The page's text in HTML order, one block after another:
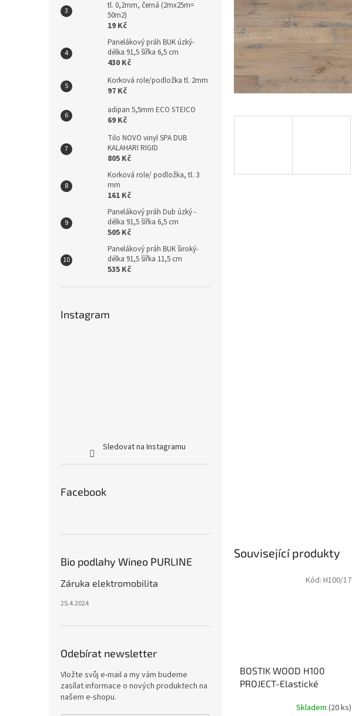
tl. 0,2mm, černá (2mx25m=
50m2)
19 Kč
Panelákový práh BUK úzký-
délka 91,5 šířka 6,5 cm
430 Kč
Korková role/podložka tl. 2mm
97 Kč
adipan 5,5mm ECO STEICO
69 Kč
Tilo NOVO vinyl SPA DUB
KALAHARI RIGID
805 Kč
Korková role/ podložka, tl. 3
mm
161 Kč
Panelákový práh Dub úzký -
délka 91,5 šířka 6,5 cm
505 Kč
Panelákový práh BUK široký-
délka 91,5 šířka 11,5 cm
535 Kč
Instagram
Sledovat na Instagramu
Facebook
Bio podlahy Wineo PURLINE
Záruka elektromobilita
25.4.2024
Odebírat newsletter
Vložte svůj e-mail a my vám budeme
zasílat informace o nových produktech na
našem e-shopu.
Související produkty
BOSTIK WOOD H100
PROJECT-Elastické
vícevrstvé parkety- 17 kg
Skladem (20 ks)
Kód: H100/17